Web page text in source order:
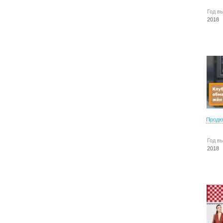
Год
2018
Год
2018